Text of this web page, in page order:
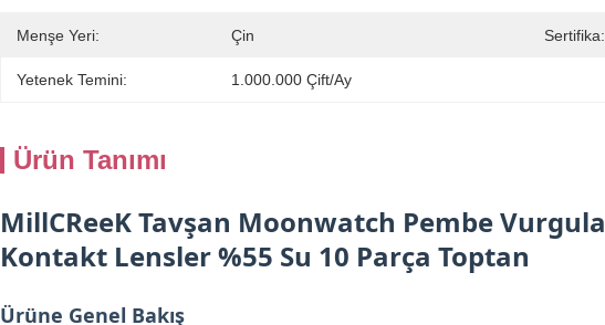
Menşe Yeri: Çin Sertifika:
Yetenek Temini: 1.000.000 Çift/ay
Ürün Tanımı
MillCReeK Tavşan Moonwatch Pembe
Kontakt Lensler %55 Su 10 Parça Toptan
Ürüne Genel Bakış